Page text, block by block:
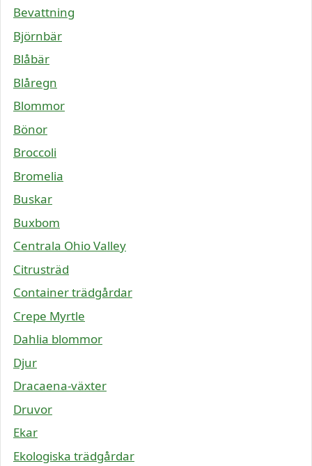
Bevattning
Björnbär
Blåbär
Blåregn
Blommor
Bönor
Broccoli
Bromelia
Buskar
Buxbom
Centrala Ohio Valley
Citrusträd
Container trädgårdar
Crepe Myrtle
Dahlia blommor
Djur
Dracaena-växter
Druvor
Ekar
Ekologiska trädgårdar